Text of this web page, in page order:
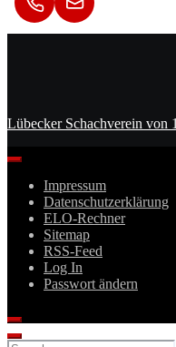
Lübecker Schachverein von
Impressum
Datenschutzerklärung
ELO-Rechner
Sitemap
RSS-Feed
Log In
Passwort ändern